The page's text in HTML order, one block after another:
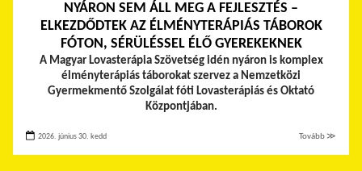
NYÁRON SEM ÁLL MEG A FEJLESZTÉS –
ELKEZDŐDTEK AZ ÉLMÉNYTERÁPIÁS TÁBOROK
FÓTON, SÉRÜLÉSSEL ÉLŐ GYEREKEKNEK
A Magyar Lovasterápia Szövetség idén nyáron is komplex
élményterápiás táborokat szervez a Nemzetközi
Gyermekmentő Szolgálat fóti Lovasterápiás és Oktató
Központjában.
2026. június 30. kedd Tovább ≫